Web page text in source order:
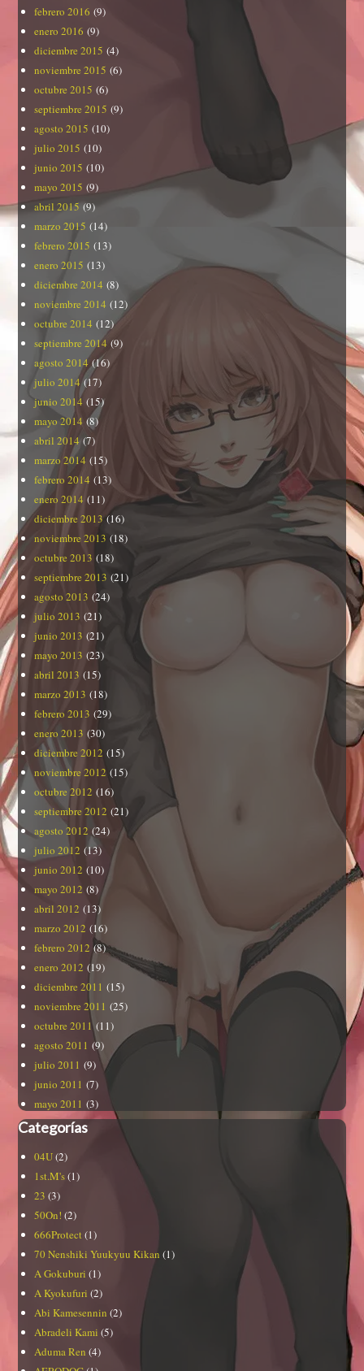
febrero 2016 (9)
enero 2016 (9)
diciembre 2015 (4)
noviembre 2015 (6)
octubre 2015 (6)
septiembre 2015 (9)
agosto 2015 (10)
julio 2015 (10)
junio 2015 (10)
mayo 2015 (9)
abril 2015 (9)
marzo 2015 (14)
febrero 2015 (13)
enero 2015 (13)
diciembre 2014 (8)
noviembre 2014 (12)
octubre 2014 (12)
septiembre 2014 (9)
agosto 2014 (16)
julio 2014(17)
junio 2014 (15)
mayo 2014 (8)
abril 2014 (7)
marzo 2014 (15)
febrero 2014 (13)
enero 2014 (11)
diciembre 2013(16)
noviembre 2013 (18)
octubre 2013 (18)
septiembre 2013 (21)
agosto 2013 (24)
julio 2013 (21)
junio 2013 (21)
mayo 2013 (23)
abril 2013 (15)
marzo 2013 (18)
febrero 2013 (29)
enero 2013 (30)
diciembre 2012 (15)
noviembre 2012 (15)
octubre 2012 (16)
septiembre 2012 (21)
agosto 2012 (24)
julio 2012 (13)
junio 2012 (10)
mayo 2012 (8)
abril 2012 (13)
marzo 2012 (16)
febrero 2012 (8)
enero 2012 (19)
diciembre 2011 (15)
noviembre 2011 (25)
octubre 2011(11)
agosto 2011 (9)
julio 2011 (9)
junio 2011 (7)
mayo 2011 (3)
Categorías
04U(2)
1st.M's(1)
23 (3)
50On! (2)
666Protect (1)
70 Nenshiki Yuukyuu Kikan (1)
A Gokuburi (1)
A Kyokufuri (2)
Abi Kamesennin (2)
Abradeli Kami (5)
Aduma Ren (4)